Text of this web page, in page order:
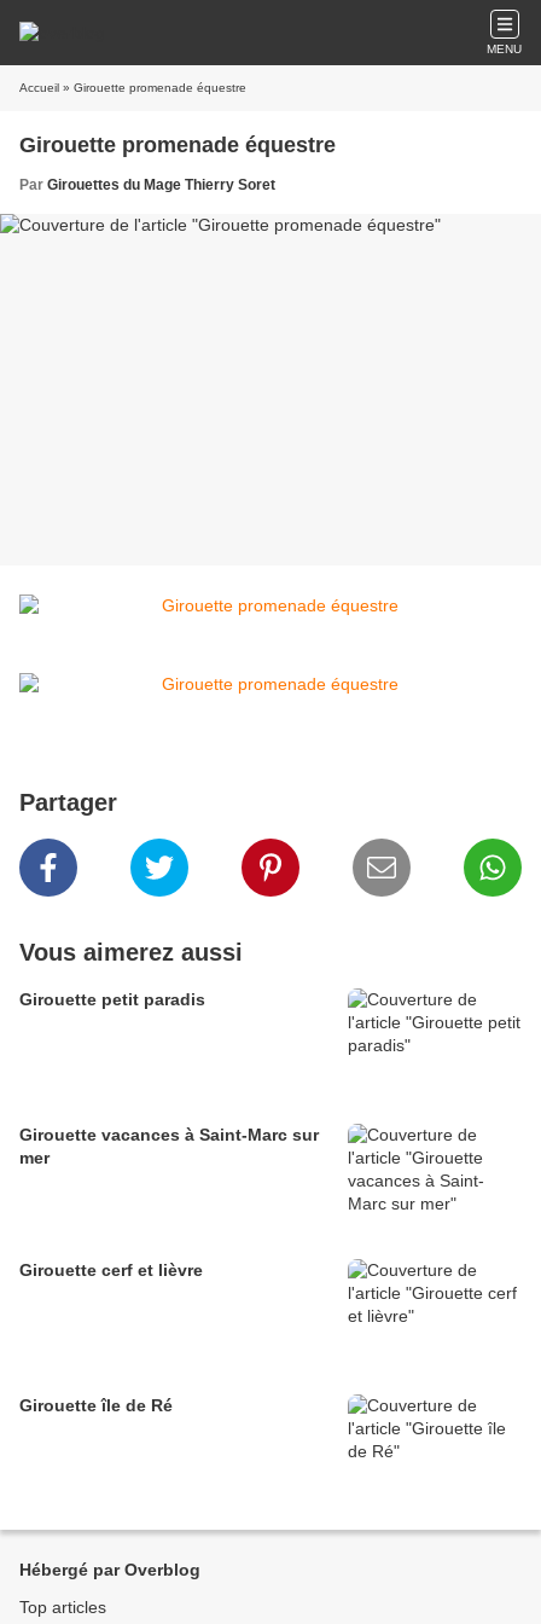
MENU
Accueil » Girouette promenade équestre
Girouette promenade équestre
Par Girouettes du Mage Thierry Soret
Partager
Vous aimerez aussi
Girouette petit paradis
Girouette vacances à Saint-Marc sur
mer
Girouette cerf et lièvre
Girouette île de Ré
Hébergé par Overblog
Top articles